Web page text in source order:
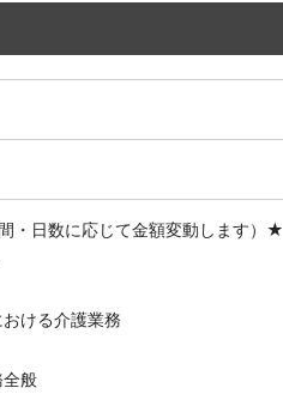
・日数に応じて金額変動します）★
ける介護業務
全般